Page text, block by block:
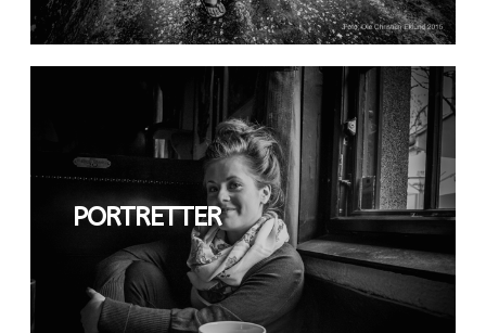
PORTRETTER